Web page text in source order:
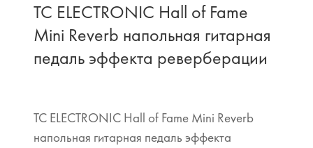
TC ELECTRONIC Hall of Fame
Mini Reverb напольная гитарная
педаль эффекта реверберации
TC ELECTRONIC Hall of Fame Mini Reverb
напольная гитарная педаль эффекта